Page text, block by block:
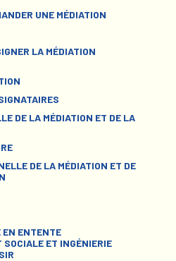
UNE MÉDIATION
LA MÉDIATION
DE LA MÉDIATION ET DE LA
DE LA MÉDIATION ET DE
EN ENTENTE
ET INGÉNIERIE